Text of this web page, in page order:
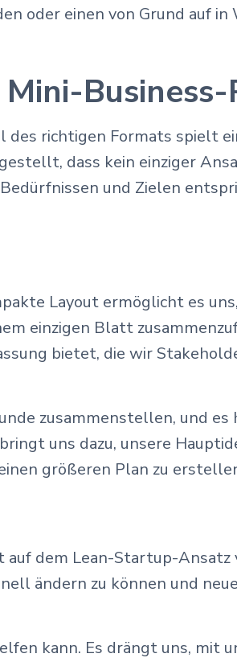
oder einen von Grund auf in
Business-
des richtigen Formats spielt
dass kein einziger
und Zielen
Layout ermöglicht es
einzigen Blatt
bietet, die wir
zusammenstellen, und es
uns dazu, unsere
größeren Plan zu
auf dem Lean-Startup-Ansatz
ändern zu können und neue
kann. Es drängt uns, mit